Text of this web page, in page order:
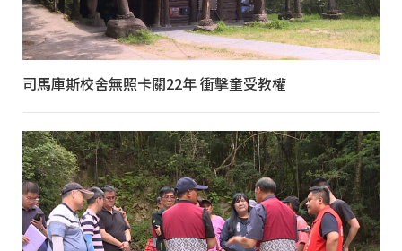
司馬庫斯校舍無照卡關22年 衝擊童受教權